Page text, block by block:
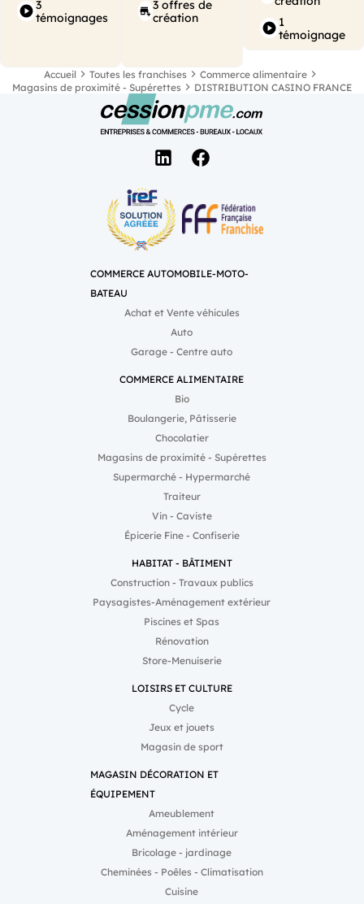
alimentaire multi-services
au service des habitants et
3
témoignages
3 offres de
création
1
témoignage
Accueil Toutes les franchises
Commerce alimentaire
Magasins de proximité - Supérettes
DISTRIBUTION CASINO FRANCE
COMMERCE AUTOMOBILE-MOTO-
BATEAU
Achat et Vente véhicules
Auto
Garage - Centre auto
COMMERCE ALIMENTAIRE
Bio
Boulangerie, Pâtisserie
Chocolatier
Magasins de proximité - Supérettes
Supermarché - Hypermarché
Traiteur
Vin - Caviste
Épicerie Fine - Confiserie
HABITAT - BÂTIMENT
Construction - Travaux publics
Paysagistes-Aménagement extérieur
Piscines et Spas
Rénovation
Store-Menuiserie
LOISIRS ET CULTURE
Cycle
Jeux et jouets
Magasin de sport
MAGASIN DÉCORATION ET
ÉQUIPEMENT
Ameublement
Aménagement intérieur
Bricolage - jardinage
Cheminées - Poêles - Climatisation
Cuisine